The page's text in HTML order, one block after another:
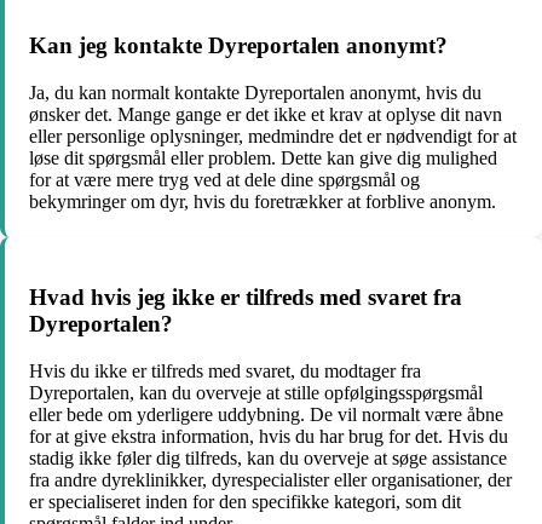
Kan jeg kontakte Dyreportalen anonymt?
Ja, du kan normalt kontakte Dyreportalen anonymt, hvis du
ønsker det. Mange gange er det ikke et krav at oplyse dit navn
eller personlige oplysninger, medmindre det er nødvendigt for at
løse dit spørgsmål eller problem. Dette kan give dig mulighed
for at være mere tryg ved at dele dine spørgsmål og
bekymringer om dyr, hvis du foretrækker at forblive anonym.
Hvad hvis jeg ikke er tilfreds med svaret fra
Dyreportalen?
Hvis du ikke er tilfreds med svaret, du modtager fra
Dyreportalen, kan du overveje at stille opfølgingsspørgsmål
eller bede om yderligere uddybning. De vil normalt være åbne
for at give ekstra information, hvis du har brug for det. Hvis du
stadig ikke føler dig tilfreds, kan du overveje at søge assistance
fra andre dyreklinikker, dyrespecialister eller organisationer, der
er specialiseret inden for den specifikke kategori, som dit